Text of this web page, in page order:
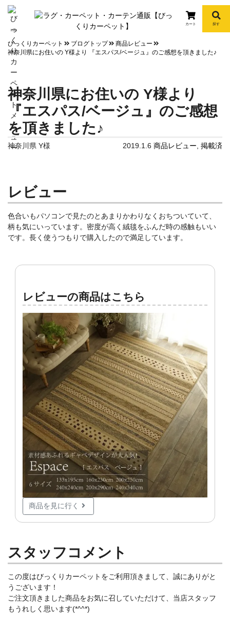
info
カート 探す
びっくりカーペット ブログトップ
商品レビュー
神奈川県にお住いの Y様より 『エスパス/ベージュ』のご感想を頂きました♪
神奈川県にお住いの Y様より
『エスパス/ベージュ』のご感想
を頂きました♪
神奈川県 Y様 2019.1.6 商品レビュー 掲載済
レビュー
色合いもパソコンで見たのとあまりかわりなくおちついていて、
柄も気にいっています。密度が高く絨毯をふんだ時の感触もいい
です。長く使うつもりで購入したので満足しています。
レビューの商品はこちら
商品を見に行く
スタッフコメント
この度はびっくりカーペットをご利用頂きまして、誠にありがと
うございます！
ご注文頂きました商品をお気に召していただけて、当店スタッフ
もうれしく思います(*^^*)